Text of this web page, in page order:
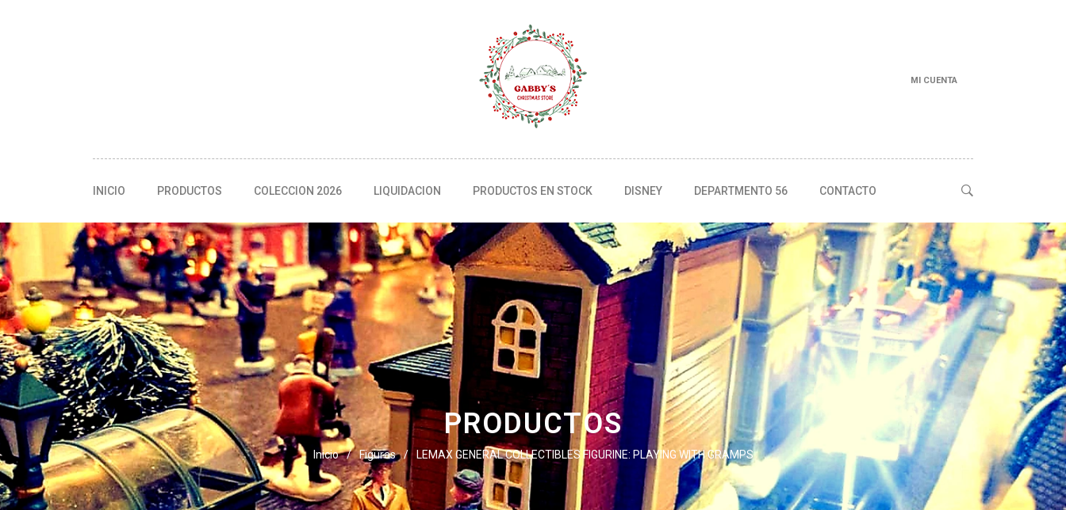
MI CUENTA
INICIO PRODUCTOS COLECCION 2026 LIQUIDACION PRODUCTOS EN STOCK DISNEY DEPARTMENTO 56 CONTACTO
PRODUCTOS
Inicio / Figuras / LEMAX GENERAL COLLECTIBLES FIGURINE: PLAYING WITH GRAMPS